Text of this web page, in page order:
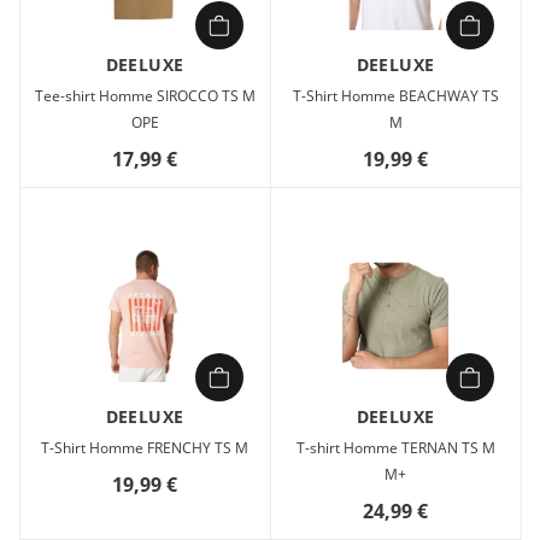
DEELUXE
Tee-shirt Homme SIROCCO TS M
OPE
17,99 €
DEELUXE
T-Shirt Homme BEACHWAY TS
M
19,99 €
DEELUXE
T-Shirt Homme FRENCHY TS M
19,99 €
DEELUXE
T-shirt Homme TERNAN TS M
M+
24,99 €